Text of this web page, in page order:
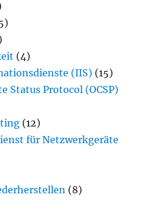
(4)
(IIS) (15)
Status Protocol (OCSP)
(12)
für Netzwerkgeräte
(8)